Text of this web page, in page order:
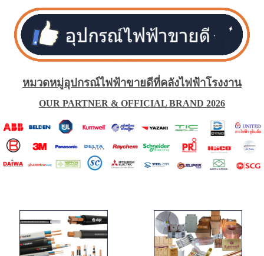
หมวดหมู่อุปกรณ์ไฟฟ้าขายดีที่คลังไฟฟ้าโรงงาน
OUR PARTNER & OFFICIAL BRAND 2026